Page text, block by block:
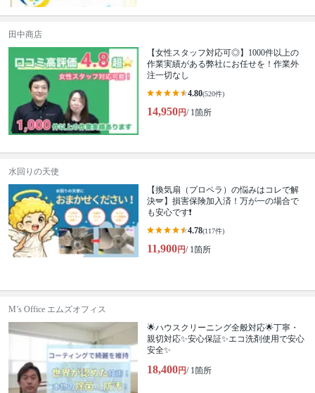
田中商店
【女性スタッフ対応可◎】1000件以上の
作業実績がある弊社にお任せを！作業外
注一切なし
4.80(520件)
14,950円/ 1箇所
水回りの天使
【換気扇（プロペラ）の悩みはコレで解
決🪽】損害保険加入済！万が一の場合で
も安心です❗️
4.78(117件)
11,900円/ 1箇所
M’s Office エムズオフィス
🌟ハウスクリーニング全般対応🌟丁寧・
親切対応✨安心保証✨エコ洗剤使用で安心
安全✨
18,400円/ 1箇所